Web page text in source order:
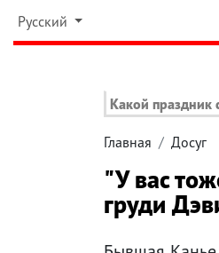
Русский
Какой праздник
Главная Досуг
"У вас
груди